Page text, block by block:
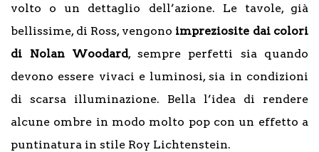
volto o un dettaglio dell’azione. Le tavole, già
bellissime, di Ross, vengono impreziosite dai colori
di Nolan Woodard, sempre perfetti sia quando
devono essere vivaci e luminosi, sia in condizioni
di scarsa illuminazione. Bella l’idea di rendere
alcune ombre in modo molto pop con un effetto a
puntinatura in stile Roy Lichtenstein.